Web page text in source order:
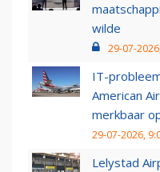
wilde
29-07-
IT-
American
merkbaar
29-07-2026,
Lelystad